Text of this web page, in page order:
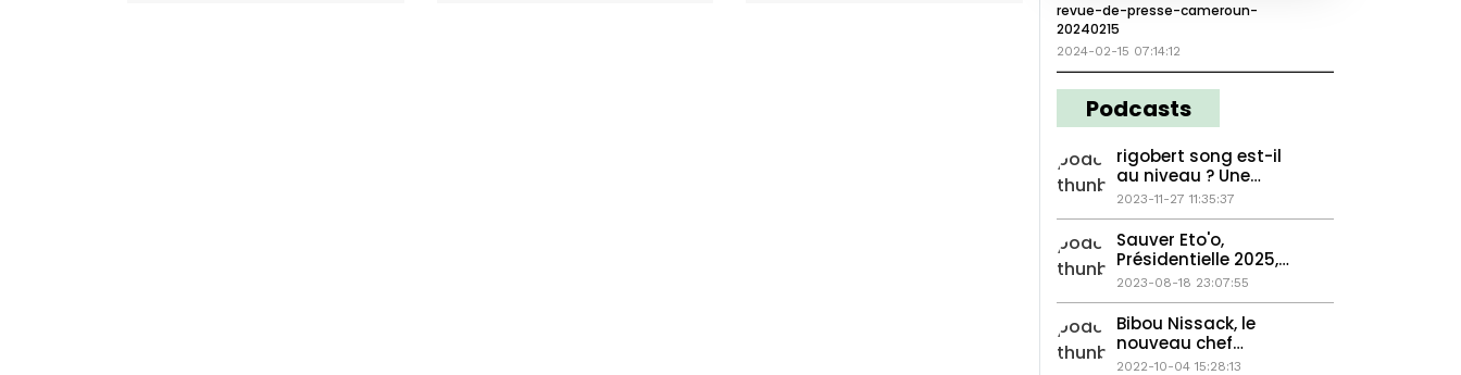
revue-de-presse-cameroun-
20240215
2024-02-15 07:14:12
Podcasts
rigobert song est-il
au niveau ? Une
femme bastonnée à
mort, Georges Weah
passe la main...
2023-11-27 11:35:37
Sauver Eto'o,
Présidentielle 2025,
Chirugie plastique en
Afrique
2023-08-18 23:07:55
Bibou Nissack, le
nouveau chef
balengou...
2022-10-04 15:28:13